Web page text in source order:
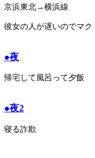
京浜東北→横浜線
彼女の人が遅いのでマ
●夜
帰宅して風呂って夕飯
●夜2
寝る詐欺